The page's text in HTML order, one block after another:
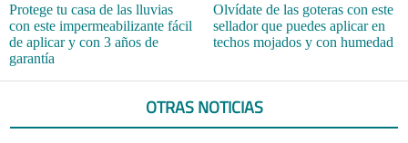
Protege tu casa de las lluvias
con este impermeabilizante fácil
de aplicar y con 3 años de
garantía
Olvídate de las goteras con este
sellador que puedes aplicar en
techos mojados y con humedad
OTRAS NOTICIAS